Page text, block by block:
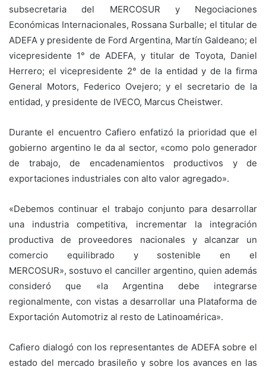
subsecretaria del MERCOSUR y Negociaciones
Económicas Internacionales, Rossana Surballe; el titular de
ADEFA y presidente de Ford Argentina, Martín Galdeano; el
vicepresidente 1° de ADEFA, y titular de Toyota, Daniel
Herrero; el vicepresidente 2° de la entidad y de la firma
General Motors, Federico Ovejero; y el secretario de la
entidad, y presidente de IVECO, Marcus Cheistwer.
Durante el encuentro Cafiero enfatizó la prioridad que el
gobierno argentino le da al sector, «como polo generador
de trabajo, de encadenamientos productivos y de
exportaciones industriales con alto valor agregado».
«Debemos continuar el trabajo conjunto para desarrollar
una industria competitiva, incrementar la integración
productiva de proveedores nacionales y alcanzar un
comercio equilibrado y sostenible en el
MERCOSUR», sostuvo el canciller argentino, quien además
consideró que «la Argentina debe integrarse
regionalmente, con vistas a desarrollar una Plataforma de
Exportación Automotriz al resto de Latinoamérica».
Cafiero dialogó con los representantes de ADEFA sobre el
estado del mercado brasileño y sobre los avances en las